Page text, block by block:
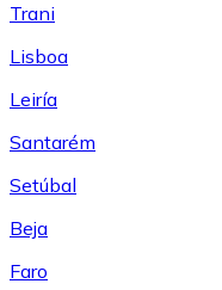
Trani
Lisboa
Leiría
Santarém
Setúbal
Beja
Faro